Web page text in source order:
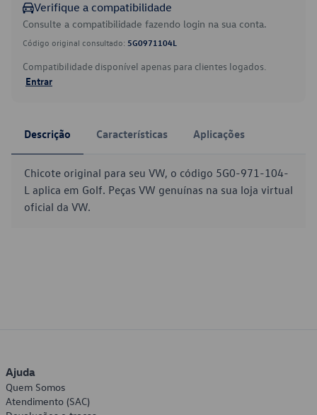
Verifique a compatibilidade
Consulte a compatibilidade fazendo login na sua conta.
Código original consultado: 5G0971104L
Compatibilidade disponível apenas para clientes logados.
Entrar
Descrição Características Aplicações
Chicote original para seu VW, o código 5G0-971-104-
L aplica em Golf. Peças VW genuínas na sua loja virtual
oficial da VW.
Ajuda
Quem Somos
Atendimento (SAC)